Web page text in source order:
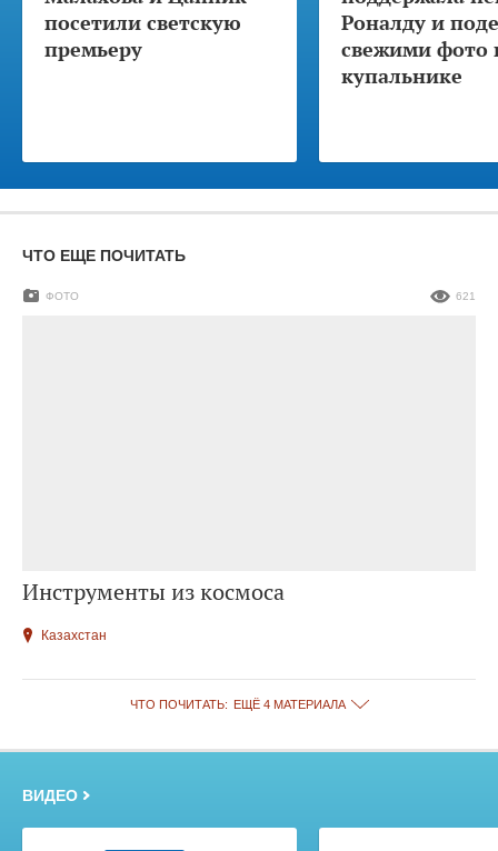
посетили светскую
премьеру
Роналду и
свежими фото
купальнике
ЧТО ЕЩЕ ПОЧИТАТЬ
Инструменты из космоса
ФОТО 621
Казахстан
ЧТО ПОЧИТАТЬ: ЕЩЁ 4 МАТЕРИАЛА
ВИДЕО